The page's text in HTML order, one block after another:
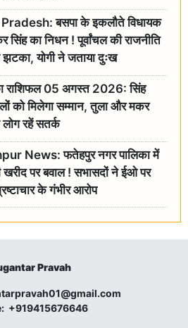
बसपा के इकलौते विधायक
सिंह का निधन ! पूर्वांचल की राजनीति
झटका, योगी ने जताया दुःख
राशिफल 05 अगस्त 2026: सिंह
को मिलेगा सम्मान, तुला और मकर
लोग रहें सतर्क
News: फतेहपुर नगर पालिका में
खरीद पर बवाल ! सभासदों ने ईओ पर
के गंभीर आरोप
Pravah
+919415676646